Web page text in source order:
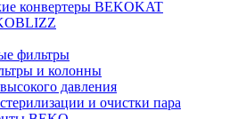
конвертеры BEKOKAT
фильтры
и колонны
давления
и очистки пара